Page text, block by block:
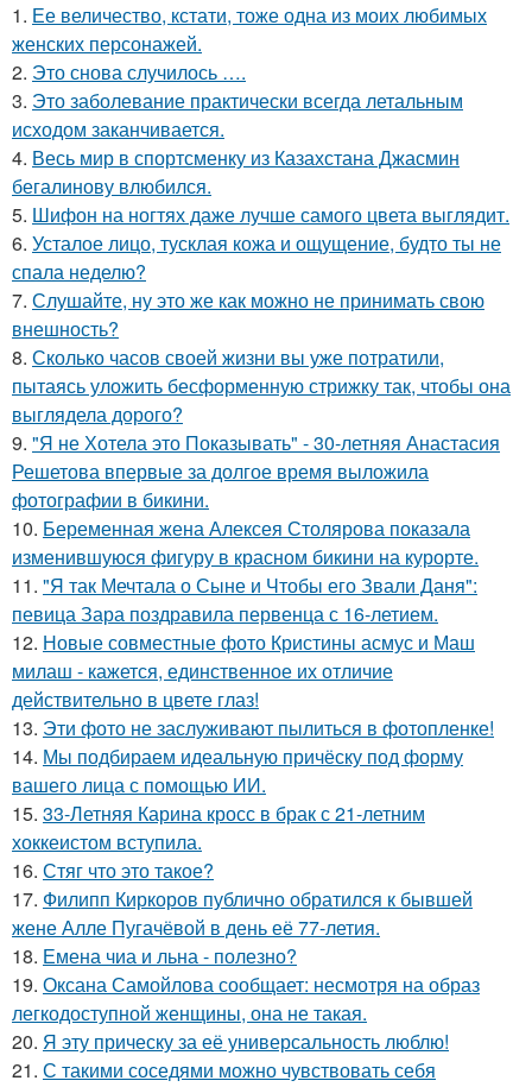
1. Ее величество, кстати, тоже одна из моих любимых
женских персонажей.
2. Это снова случилось ….
3. Это заболевание практически всегда летальным
исходом заканчивается.
4. Весь мир в спортсменку из Казахстана Джасмин
бегалинову влюбился.
5. Шифон на ногтях даже лучше самого цвета выглядит.
6. Усталое лицо, тусклая кожа и ощущение, будто ты не
спала неделю?
7. Слушайте, ну это же как можно не принимать свою
внешность?
8. Сколько часов своей жизни вы уже потратили,
пытаясь уложить бесформенную стрижку так, чтобы она
выглядела дорого?
9. "Я не Хотела это Показывать" - 30-летняя Анастасия
Решетова впервые за долгое время выложила
фотографии в бикини.
10. Беременная жена Алексея Столярова показала
изменившуюся фигуру в красном бикини на курорте.
11. "Я так Мечтала о Сыне и Чтобы его Звали Даня":
певица Зара поздравила первенца с 16-летием.
12. Новые совместные фото Кристины асмус и Маш
милаш - кажется, единственное их отличие
действительно в цвете глаз!
13. Эти фото не заслуживают пылиться в фотопленке!
14. Мы подбираем идеальную причёску под форму
вашего лица с помощью ИИ.
15. 33-Летняя Карина кросс в брак с 21-летним
хоккеистом вступила.
16. Стяг что это такое?
17. Филипп Киркоров публично обратился к бывшей
жене Алле Пугачёвой в день её 77-летия.
18. Емена чиа и льна - полезно?
19. Оксана Самойлова сообщает: несмотря на образ
легкодоступной женщины, она не такая.
20. Я эту прическу за её универсальность люблю!
21. С такими соседями можно чувствовать себя